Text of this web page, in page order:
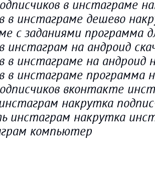
в инстаграме
в инстаграме дешево
с заданиями программа
инстаграм на андроид
в инстаграме на андроид
в инстаграме программа
вконтакте
накрутка
инстаграм накрутка
компьютер